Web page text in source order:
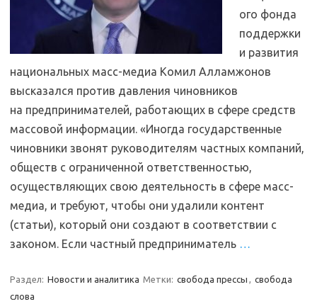
ого фонда
поддержки
и развития
национальных масс-медиа Комил Алламжонов
высказался против давления чиновников
на предпринимателей, работающих в сфере средств
массовой информации. «Иногда государственные
чиновники звонят руководителям частных компаний,
обществ с ограниченной ответственностью,
осуществляющих свою деятельность в сфере масс-
медиа, и требуют, чтобы они удалили контент
(статьи), который они создают в соответствии с
законом. Если частный предприниматель …
Раздел: Новости и аналитика Метки: свобода прессы , свобода
слова